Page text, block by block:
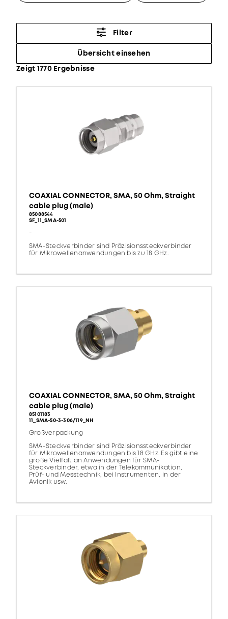
Filter
Übersicht einsehen
Zeigt 1770 Ergebnisse
COAXIAL CONNECTOR, SMA, 50 Ohm, Straight
cable plug (male)
85088544
SF_11_SMA-501
-
SMA-Steckverbinder sind Präzisionssteckverbinder
für Mikrowellenanwendungen bis zu 18 GHz.
COAXIAL CONNECTOR, SMA, 50 Ohm, Straight
cable plug (male)
85101183
11_SMA-50-3-306/119_NH
Großverpackung
SMA-Steckverbinder sind Präzisionssteckverbinder
für Mikrowellenanwendungen bis 18 GHz. Es gibt eine
große Vielfalt an Anwendungen für SMA-
Steckverbinder, etwa in der Telekommunikation,
Prüf- und Messtechnik, bei Instrumenten, in der
Avionik usw.